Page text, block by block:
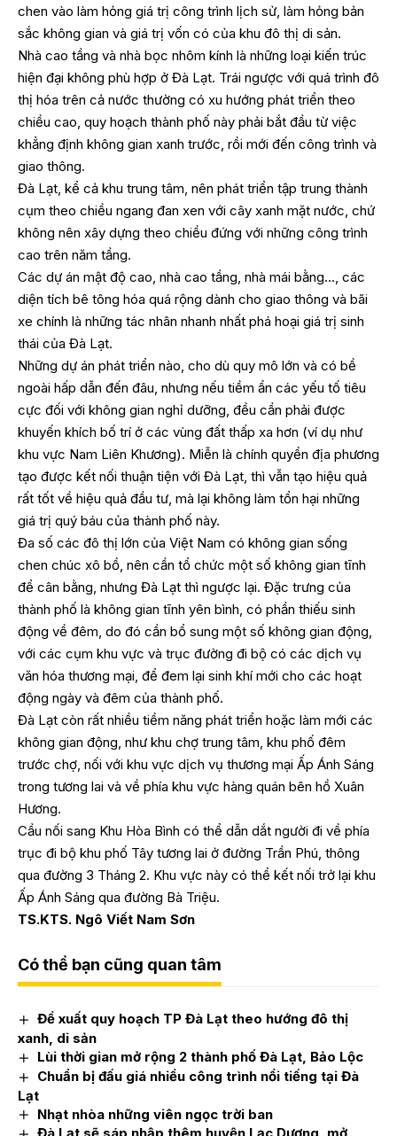
chen vào làm hỏng giá trị công trình lịch sử, làm hỏng bản
sắc không gian và giá trị vốn có của khu đô thị di sản.
Nhà cao tầng và nhà bọc nhôm kính là những loại kiến trúc
hiện đại không phù hợp ở Đà Lạt. Trái ngược với quá trình đô
thị hóa trên cả nước thường có xu hướng phát triển theo
chiều cao, quy hoạch thành phố này phải bắt đầu từ việc
khẳng định không gian xanh trước, rồi mới đến công trình và
giao thông.
Đà Lạt, kể cả khu trung tâm, nên phát triển tập trung thành
cụm theo chiều ngang đan xen với cây xanh mặt nước, chứ
không nên xây dựng theo chiều đứng với những công trình
cao trên năm tầng.
Các dự án mật độ cao, nhà cao tầng, nhà mái bằng…, các
diện tích bê tông hóa quá rộng dành cho giao thông và bãi
xe chính là những tác nhân nhanh nhất phá hoại giá trị sinh
thái của Đà Lạt.
Những dự án phát triển nào, cho dù quy mô lớn và có bề
ngoài hấp dẫn đến đâu, nhưng nếu tiềm ẩn các yếu tố tiêu
cực đối với không gian nghỉ dưỡng, đều cần phải được
khuyến khích bố trí ở các vùng đất thấp xa hơn (ví dụ như
khu vực Nam Liên Khương). Miễn là chính quyền địa phương
tạo được kết nối thuận tiện với Đà Lạt, thì vẫn tạo hiệu quả
rất tốt về hiệu quả đầu tư, mà lại không làm tổn hại những
giá trị quý báu của thành phố này.
Đa số các đô thị lớn của Việt Nam có không gian sống
chen chúc xô bồ, nên cần tổ chức một số không gian tĩnh
để cân bằng, nhưng Đà Lạt thì ngược lại. Đặc trưng của
thành phố là không gian tĩnh yên bình, có phần thiếu sinh
động về đêm, do đó cần bổ sung một số không gian động,
với các cụm khu vực và trục đường đi bộ có các dịch vụ
văn hóa thương mại, để đem lại sinh khí mới cho các hoạt
động ngày và đêm của thành phố.
Đà Lạt còn rất nhiều tiềm năng phát triển hoặc làm mới các
không gian động, như khu chợ trung tâm, khu phố đêm
trước chợ, nối với khu vực dịch vụ thương mại Ấp Ánh Sáng
trong tương lai và về phía khu vực hàng quán bên hồ Xuân
Hương.
Cầu nối sang Khu Hòa Bình có thể dẫn dắt người đi về phía
trục đi bộ khu phố Tây tương lai ở đường Trần Phú, thông
qua đường 3 Tháng 2. Khu vực này có thể kết nối trở lại khu
Ấp Ánh Sáng qua đường Bà Triệu.
TS.KTS. Ngô Viết Nam Sơn
Có thể bạn cũng quan tâm
Đề xuất quy hoạch TP Đà Lạt theo hướng đô thị
xanh, di sản
Lùi thời gian mở rộng 2 thành phố Đà Lạt, Bảo Lộc
Chuẩn bị đấu giá nhiều công trình nổi tiếng tại Đà
Lạt
Nhạt nhòa những viên ngọc trời ban